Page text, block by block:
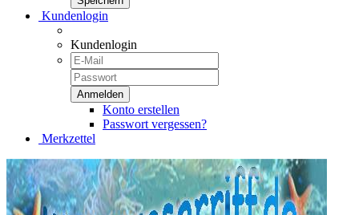
Kundenlogin
Kundenlogin
Konto erstellen
Passwort vergessen?
Merkzettel